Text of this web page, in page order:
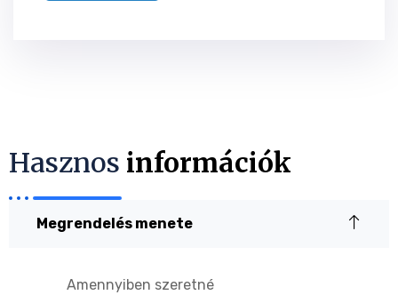
Hasznos információk
Megrendelés menete
Amennyiben szeretné